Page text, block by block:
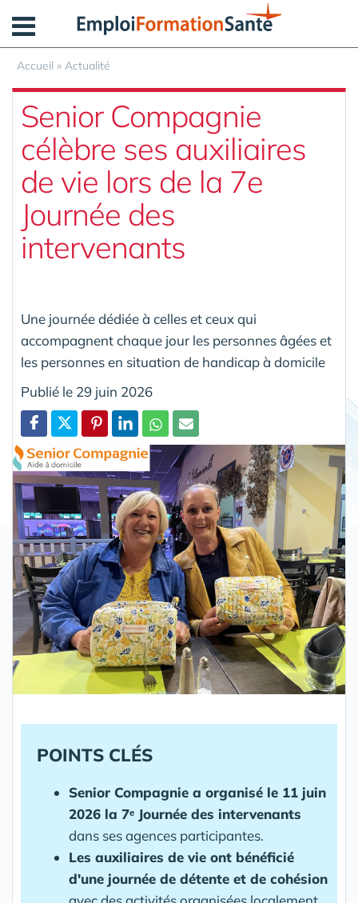
Accueil » Actualité
Senior Compagnie
célèbre ses auxiliaires
de vie lors de la 7e
Journée des
intervenants
Une journée dédiée à celles et ceux qui
accompagnent chaque jour les personnes âgées et
les personnes en situation de handicap à domicile
Publié le 29 juin 2026
POINTS CLÉS
Senior Compagnie a organisé le 11 juin
2026 la 7ᵉ Journée des intervenants
dans ses agences participantes.
Les auxiliaires de vie ont bénéficié
d'une journée de détente et de cohésion